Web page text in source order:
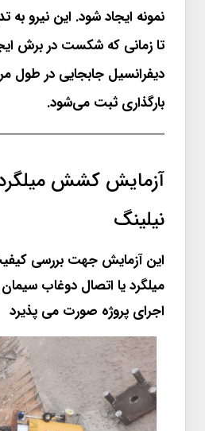
نمونه ایجاد شود. این نیرو به
تا زمانی که شکست در برش
دیفرانسیل جابجایی در طول
بارگذاری ثبت می‌شود.
آزمایش کشش
نیلینگ
این آزمایش جهت بررسی
میلگرد یا اتصال دوغاب
اجرای پروژه صورت می پذیرد